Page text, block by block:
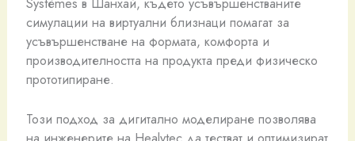
симулации на виртуални близнаци помагат за
усъвършенстване на формата, комфорта и
производителността на продукта преди физическо
прототипиране.
Този подход за дигитално моделиране позволява